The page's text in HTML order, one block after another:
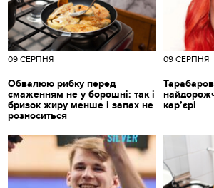
09 СЕРПНЯ
Обвалюю рибку перед
смаженням не у борошні: так і
бризок жиру менше і запах не
розноситься
09 СЕРПНЯ
кар’єрі